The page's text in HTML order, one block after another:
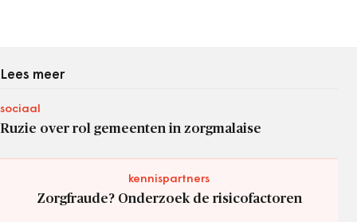
Lees meer
sociaal
Ruzie over rol gemeenten in zorgmalaise
kennispartners
Zorgfraude? Onderzoek de risicofactoren